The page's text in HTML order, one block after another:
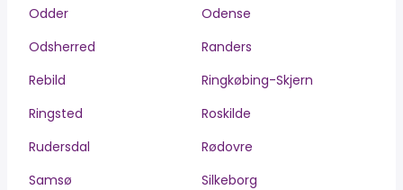
Odder
Odense
Odsherred
Randers
Rebild
Ringkøbing-Skjern
Ringsted
Roskilde
Rudersdal
Rødovre
Samsø
Silkeborg